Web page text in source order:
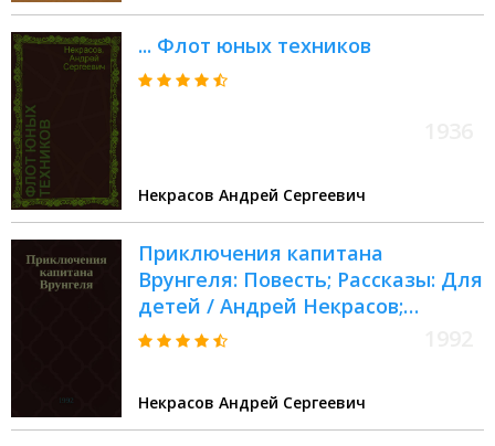
... Флот юных техников
Некрасов Андрей Сергеевич
Приключения капитана
Врунгеля: Повесть; Рассказы: Для
детей / Андрей Некрасов;
Иллюстрации П.А. Северцева
Некрасов Андрей Сергеевич